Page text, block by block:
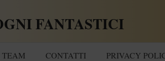
FANTASTICI
TEAM CONTATTI PRIVACY